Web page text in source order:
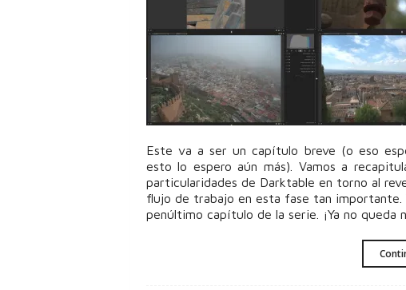
Este va a ser un capítulo breve (o eso
esto lo espero aún más). Vamos a
particularidades de Darktable en torno al
flujo de trabajo en esta fase tan
penúltimo capítulo de la serie. ¡Ya no queda